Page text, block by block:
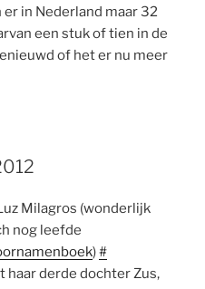
in Nederland maar 32
een stuk of tien in de
of het er nu meer
Milagros (wonderlijk
nog leefde
)#
derde dochter Zus,